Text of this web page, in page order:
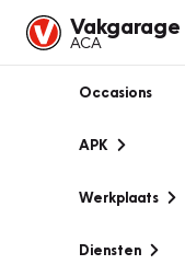
Vakgarage
ACA
Occasions
APK
Werkplaats
Diensten